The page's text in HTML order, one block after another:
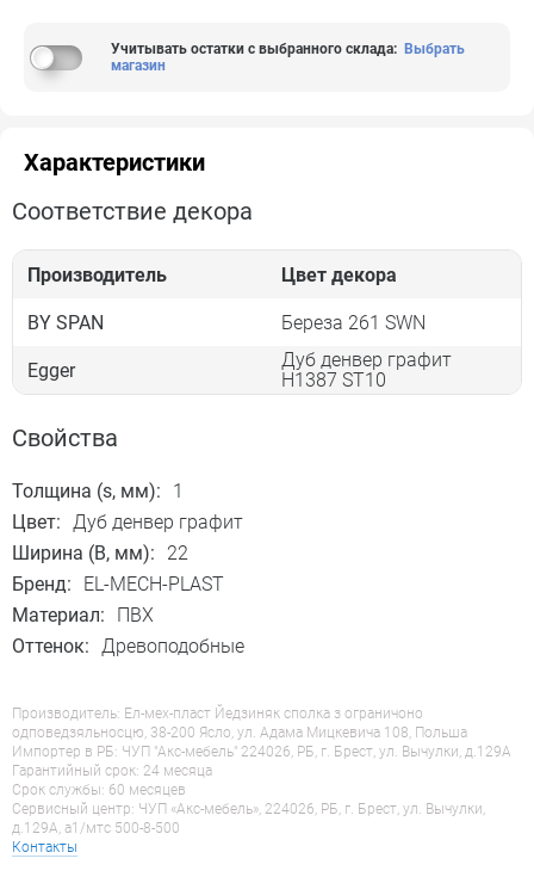
Учитывать остатки с выбранного склада: Выбрать
магазин
Характеристики
Соответствие декора
Производитель Цвет декора
BY SPAN Береза 261 SWN
Egger
Дуб денвер графит
H1387 ST10
Свойства
Толщина (s, мм):
1
Цвет: Дуб денвер графит
Ширина (B, мм):
22
Бренд:
EL-MECH-PLAST
Материал:
ПВХ
Оттенок: Древоподобные
Производитель: Ел-мех-пласт Йедзиняк сполка з ограничоно
одповедзяльносцю, 38-200 Ясло, ул. Адама Мицкевича 108, Польша
Импортер в РБ: ЧУП "Акс-мебель" 224026, РБ, г. Брест, ул. Вычулки, д.129А
Гарантийный срок: 24 месяца
Срок службы: 60 месяцев
Сервисный центр: ЧУП «Акс-мебель», 224026, РБ, г. Брест, ул. Вычулки,
д.129А, a1/мтс 500-8-500
Контакты